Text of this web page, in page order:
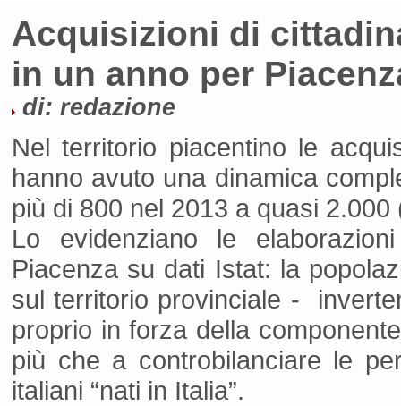
Acquisizioni di
in un anno per
di: redazione
Nel territorio piacentino le
hanno avuto una dinamica
più di 800 nel 2013 a quasi
Lo evidenziano le
Piacenza su dati Istat: la
sul territorio provinciale -
proprio in forza della
più che a controbilanciare le
italiani “nati in Italia”.